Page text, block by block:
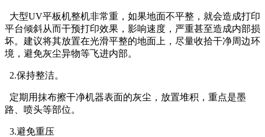
大型UV平板机整机非常重，如果地面不平整，就会造成打印
平台倾斜从而干预打印效果，影响速度，严重甚至造成内部损
坏。建议将其放置在光滑平整的地面上，尽量收拾干净周边环
境，避免灰尘异物等飞进内部。
2.保持整洁。
定期用抹布擦干净机器表面的灰尘，放置堆积，重点是墨
路、喷头等部位。
3.避免重压